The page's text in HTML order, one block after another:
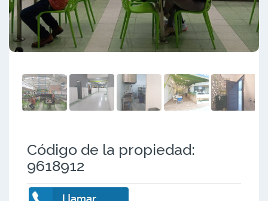
Código de la propiedad:
9618912